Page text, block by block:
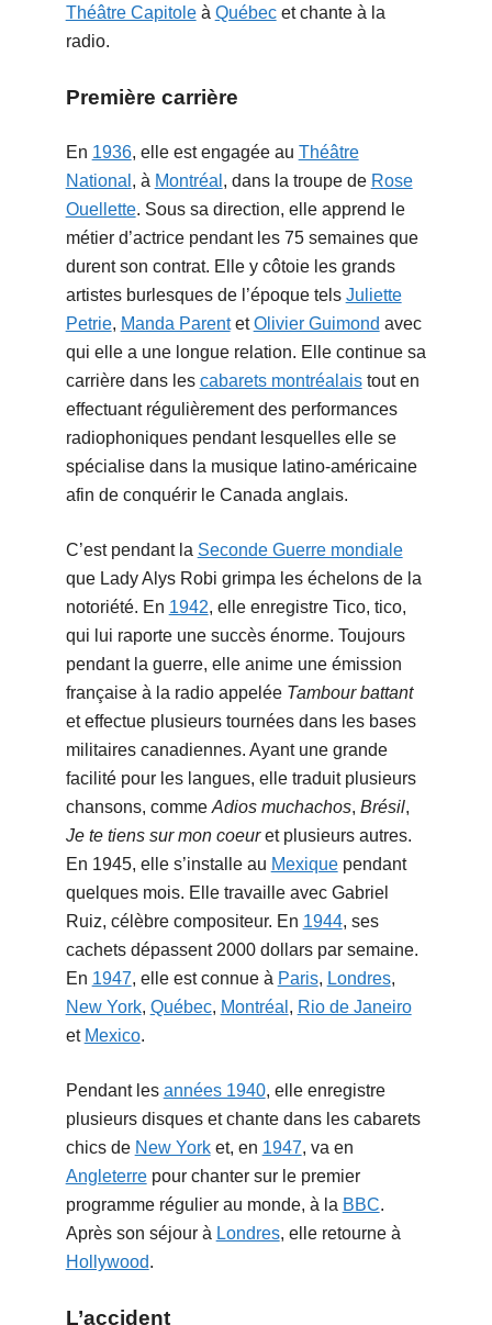
Théâtre Capitoleà Québecet chante à la
radio.
Première carrière
En 1936, elle est engagée au Théâtre
National , à Montréal , dans la troupe de Rose
Ouellette. Sous sa direction, elle apprend le
métier d’actrice pendant les 75 semaines que
durent son contrat. Elle y côtoie les grands
artistes burlesques de l’époque tels Juliette
Petrie, Manda ParentetOlivier Guimond avec
qui elle a une longue relation. Elle continue sa
carrière dans les cabarets montréalaistout en
effectuant régulièrement des performances
radiophoniques pendant lesquelles elle se
spécialise dans la musique latino-américaine
afin de conquérir le Canada anglais.
C’est pendant la Seconde Guerre mondiale
que Lady Alys Robi grimpa les échelons de la
notoriété. En 1942, elle enregistre Tico, tico,
qui lui raporte une succès énorme. Toujours
pendant la guerre, elle anime une émission
française à la radio appelée Tambour battant
et effectue plusieurs tournées dans les bases
militaires canadiennes. Ayant une grande
facilité pour les langues, elle traduit plusieurs
chansons, comme Adios muchachos, Brésil,
Je te tiens sur mon coeuret plusieurs autres.
En 1945, elle s’installe au Mexiquependant
quelques mois. Elle travaille avec Gabriel
Ruiz, célèbre compositeur. En 1944, ses
cachets dépassent 2000 dollars par semaine.
En 1947, elle est connue à Paris, Londres,
New York, Québec, Montréal , Rio de Janeiro
et Mexico.
Pendant les années 1940, elle enregistre
plusieurs disques et chante dans les cabarets
chics de New Yorket, en 1947, va en
Angleterrepour chanter sur le premier
programme régulier au monde, à la BBC.
Après son séjour à Londres, elle retourne à
Hollywood.
L’accident